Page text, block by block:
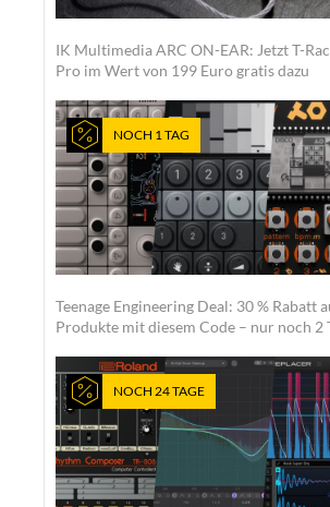
IK Multimedia ARC ON-EAR: Jetzt T-
Pro im Wert von 199 Euro gratis dazu
NOCH 1 TAG
Teenage Engineering Deal: 30 % Rabatt
Produkte mit diesem Code – nur noch 2
NOCH 24 TAGE